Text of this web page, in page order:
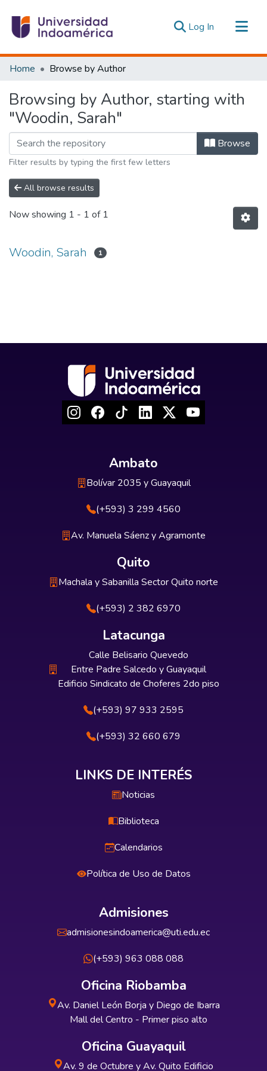
Log In (current)
Communities & Collections
Estadísticas Externas
Home Browse by Author
Browsing by Author, starting with
"Woodin, Sarah"
Browse
Filter results by typing the first few letters
All browse results
Now showing 1 - 1 of 1
Woodin, Sarah 1
Ambato
Bolívar 2035 y Guayaquil
(+593) 3 299 4560
Av. Manuela Sáenz y Agramonte
Quito
Machala y Sabanilla Sector Quito norte
(+593) 2 382 6970
Latacunga
Calle Belisario Quevedo
Entre Padre Salcedo y Guayaquil
Edificio Sindicato de Choferes 2do piso
(+593) 97 933 2595
(+593) 32 660 679
LINKS DE INTERÉS
Noticias
Biblioteca
Calendarios
Política de Uso de Datos
Admisiones
admisionesindoamerica@uti.edu.ec
(+593) 963 088 088
Oficina Riobamba
Av. Daniel León Borja y Diego de Ibarra
Mall del Centro - Primer piso alto
Oficina Guayaquil
Av. 9 de Octubre y Av. Quito Edificio